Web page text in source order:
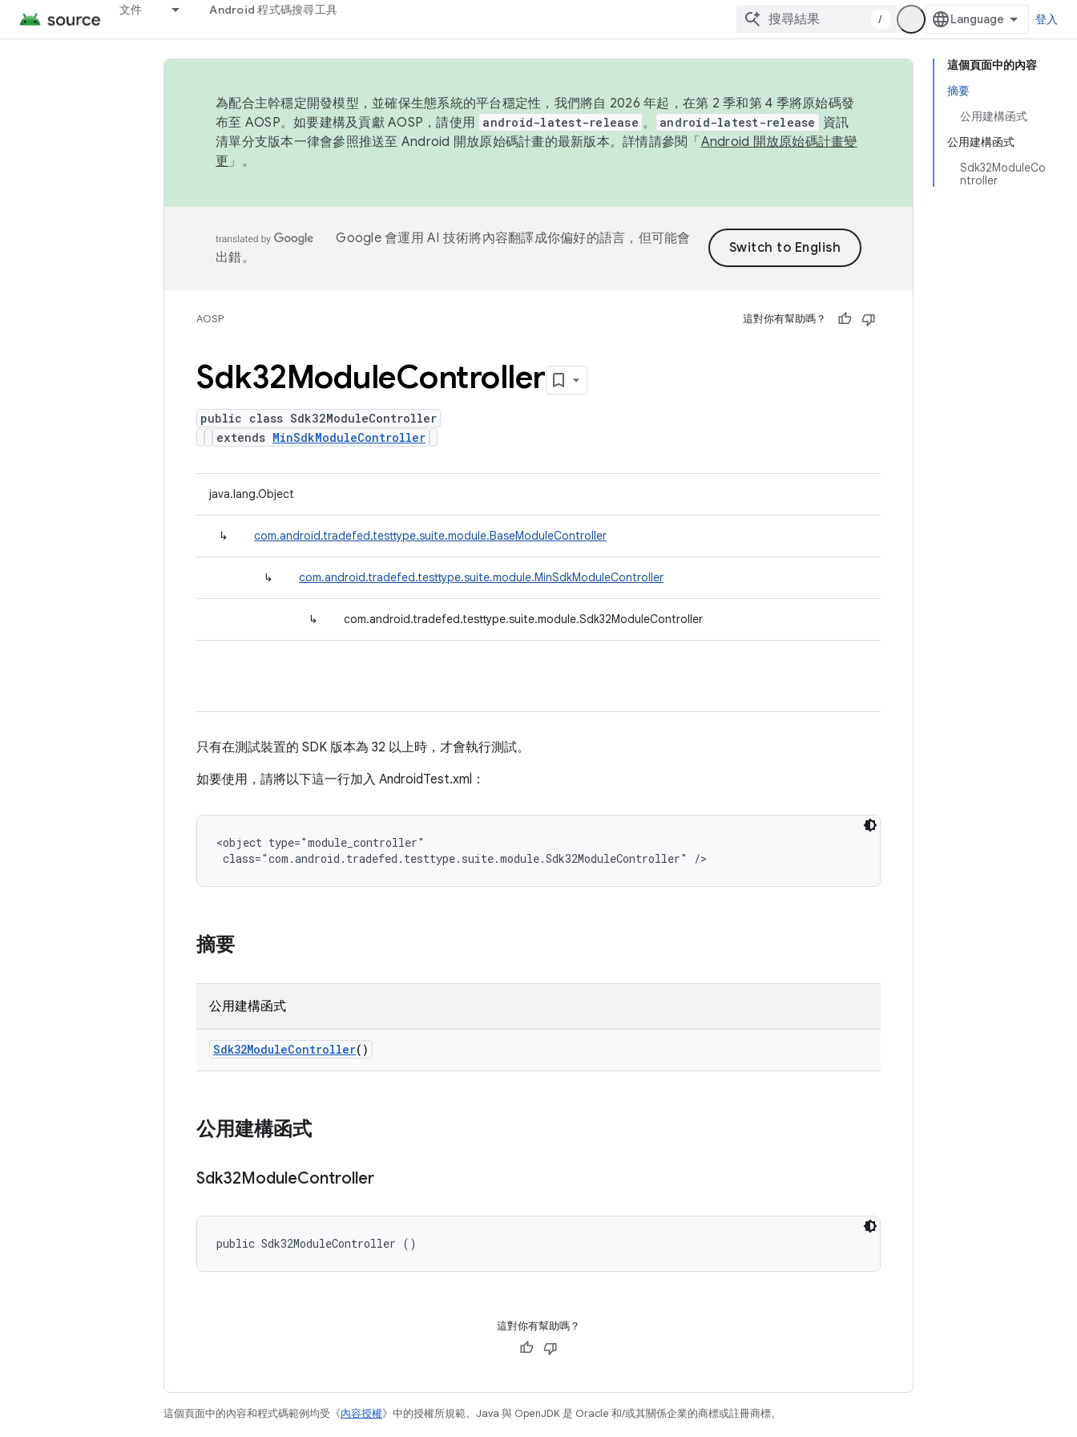
文件 Android 程式碼搜尋工具
/ 登入
這個頁面中的內容
摘要
公用建構函式
公用建構函式
Sdk32ModuleCo
ntroller
為配合主幹穩定開發模型，並確保生態系統的平台穩定性，我們將自 2026 年起，在第 2 季和第 4 季將原始碼發
布至 AOSP。如要建構及貢獻 AOSP，請使用 android-latest-release 。 android-latest-release
資訊
清單分支版本一律會參照推送至 Android 開放原始碼計畫的最新版本。詳情請參閱「 Android 開放原始碼計畫變
更 」。
Google 會運用 AI 技術將內容翻譯成你偏好的語言，但可能會
出錯。
AOSP 這對你有幫助嗎？
Sdk32ModuleController
public class Sdk32ModuleController
extends MinSdkModuleController
java.lang.Object
↳ com.android.tradefed.testtype.suite.module.BaseModuleController
↳ com.android.tradefed.testtype.suite.module.MinSdkModuleController
↳ com.android.tradefed.testtype.suite.module.Sdk32ModuleController
只有在測試裝置的 SDK 版本為 32 以上時，才會執行測試。
如要使用，請將以下這一行加入 AndroidTest.xml：
<object type="module_controller"
class="com.android.tradefed.testtype.suite.module.Sdk32ModuleController" />
摘要
公用建構函式
Sdk32ModuleController()
公用建構函式
Sdk32ModuleController
public Sdk32ModuleController ()
這對你有幫助嗎？
這個頁面中的內容和程式碼範例均受《內容授權》中的授權所規範。Java 與 OpenJDK 是 Oracle 和/或其關係企業的商標或註冊商標。